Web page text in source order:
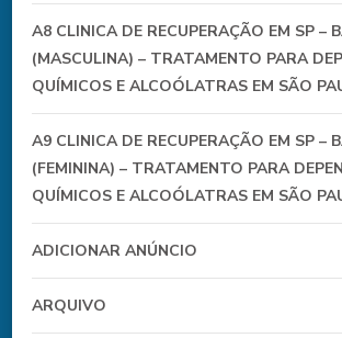
A8 CLINICA DE RECUPERAÇÃO EM SP –
(MASCULINA) – TRATAMENTO PARA
QUÍMICOS E ALCOÓLATRAS EM SÃO
A9 CLINICA DE RECUPERAÇÃO EM SP –
(FEMININA) – TRATAMENTO PARA
QUÍMICOS E ALCOÓLATRAS EM SÃO
ADICIONAR ANÚNCIO
ARQUIVO